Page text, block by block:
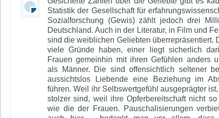
Statistik der Gesellschaft für
Sozialforschung (Gewis) zählt jedoch drei
Deutschland. Auch in der Literatur, in Film und
sind die weiblichen Geliebten überrepräsentiert.
viele Gründe haben, einer liegt sicherlich
Frauen gemeinhin mit ihren Gefühlen anders
als Männer. Die sind offensichtlich seltener
aussichtslos Liebende eine Beziehung im
führen. Weil ihr Selbswertgefühl ausgeprägter
stolzer sind, weil ihre Opferbereitschaft nicht
wie die der Frauen. Pauschalisierungen